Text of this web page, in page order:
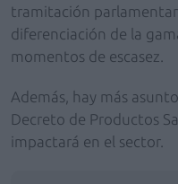
tramitación
diferenciación de la
momentos de escasez.
Además, hay más
Decreto de Productos
impactará en el sector.